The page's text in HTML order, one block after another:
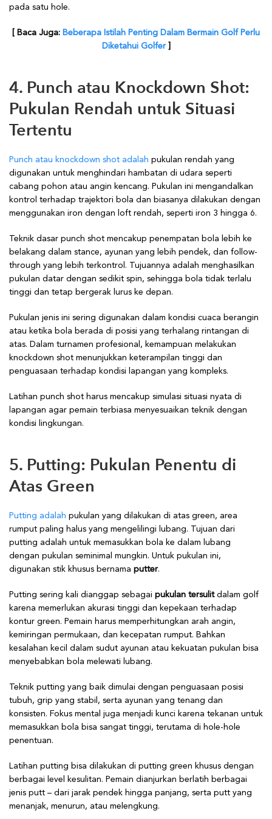
pada satu hole.
[ Baca Juga: Beberapa Istilah Penting Dalam Bermain Golf Perlu
Diketahui Golfer]
4. Punch atau Knockdown Shot:
Pukulan Rendah untuk Situasi
Tertentu
Punch atau knockdown shot adalah pukulan rendah yang
digunakan untuk menghindari hambatan di udara seperti
cabang pohon atau angin kencang. Pukulan ini mengandalkan
kontrol terhadap trajektori bola dan biasanya dilakukan dengan
menggunakan iron dengan loft rendah, seperti iron 3 hingga 6.
Teknik dasar punch shot mencakup penempatan bola lebih ke
belakang dalam stance, ayunan yang lebih pendek, dan follow-
through yang lebih terkontrol. Tujuannya adalah menghasilkan
pukulan datar dengan sedikit spin, sehingga bola tidak terlalu
tinggi dan tetap bergerak lurus ke depan.
Pukulan jenis ini sering digunakan dalam kondisi cuaca berangin
atau ketika bola berada di posisi yang terhalang rintangan di
atas. Dalam turnamen profesional, kemampuan melakukan
knockdown shot menunjukkan keterampilan tinggi dan
penguasaan terhadap kondisi lapangan yang kompleks.
Latihan punch shot harus mencakup simulasi situasi nyata di
lapangan agar pemain terbiasa menyesuaikan teknik dengan
kondisi lingkungan.
5. Putting: Pukulan Penentu di
Atas Green
Putting adalah pukulan yang dilakukan di atas green, area
rumput paling halus yang mengelilingi lubang. Tujuan dari
putting adalah untuk memasukkan bola ke dalam lubang
dengan pukulan seminimal mungkin. Untuk pukulan ini,
digunakan stik khusus bernama putter.
Putting sering kali dianggap sebagai pukulan tersulitdalam golf
karena memerlukan akurasi tinggi dan kepekaan terhadap
kontur green. Pemain harus memperhitungkan arah angin,
kemiringan permukaan, dan kecepatan rumput. Bahkan
kesalahan kecil dalam sudut ayunan atau kekuatan pukulan bisa
menyebabkan bola melewati lubang.
Teknik putting yang baik dimulai dengan penguasaan posisi
tubuh, grip yang stabil, serta ayunan yang tenang dan
konsisten. Fokus mental juga menjadi kunci karena tekanan untuk
memasukkan bola bisa sangat tinggi, terutama di hole-hole
penentuan.
Latihan putting bisa dilakukan di putting green khusus dengan
berbagai level kesulitan. Pemain dianjurkan berlatih berbagai
jenis putt – dari jarak pendek hingga panjang, serta putt yang
menanjak, menurun, atau melengkung.